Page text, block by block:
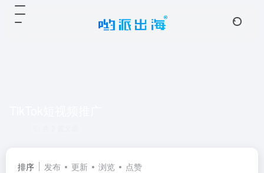
排序 发布 更新 浏览 点赞